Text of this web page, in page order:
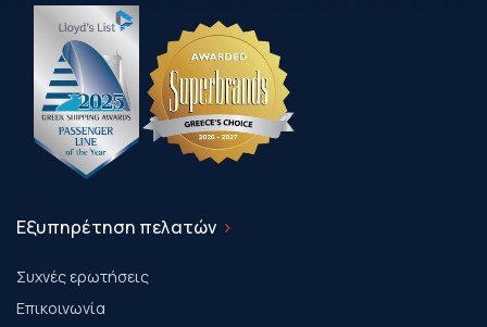
Εξυπηρέτηση πελατών
Συχνές ερωτήσεις
Επικοινωνία